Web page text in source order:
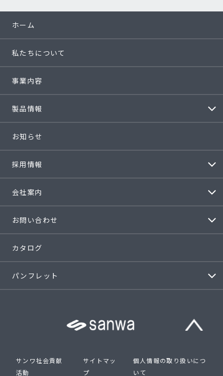
ホーム
私たちについて
事業内容
製品情報
お知らせ
採用情報
会社案内
お問い合わせ
カタログ
パンフレット
サンワ社会貢献
活動
サイトマッ
プ
個人情報の取り扱いにつ
いて